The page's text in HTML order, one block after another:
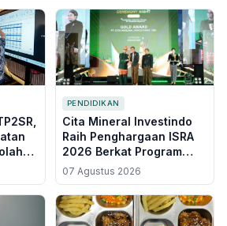
PENDIDIKAN
Cita Mineral Investindo
Raih Penghargaan ISRA
2026 Berkat Program
GAS CERDAS, Tekan
Angka Putus Sekolah di
Air Upas
07 Agustus 2026